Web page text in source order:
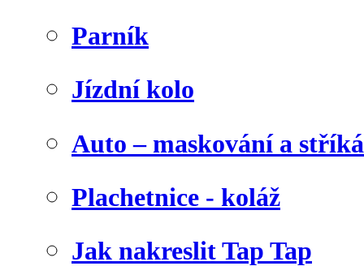
Parník
Jízdní kolo
Auto – maskování a
Plachetnice - koláž
Jak nakreslit Tap Tap